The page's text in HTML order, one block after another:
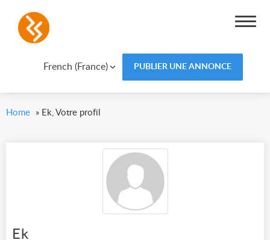
French (France) PUBLIER UNE ANNONCE
Home » Ek, Votre profil
Ek